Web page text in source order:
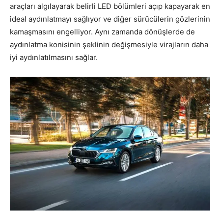
araçları algılayarak belirli LED bölümleri açıp kapayarak en
ideal aydınlatmayı sağlıyor ve diğer sürücülerin gözlerinin
kamaşmasını engelliyor. Aynı zamanda dönüşlerde de
aydınlatma konisinin şeklinin değişmesiyle virajların daha
iyi aydınlatılmasını sağlar.